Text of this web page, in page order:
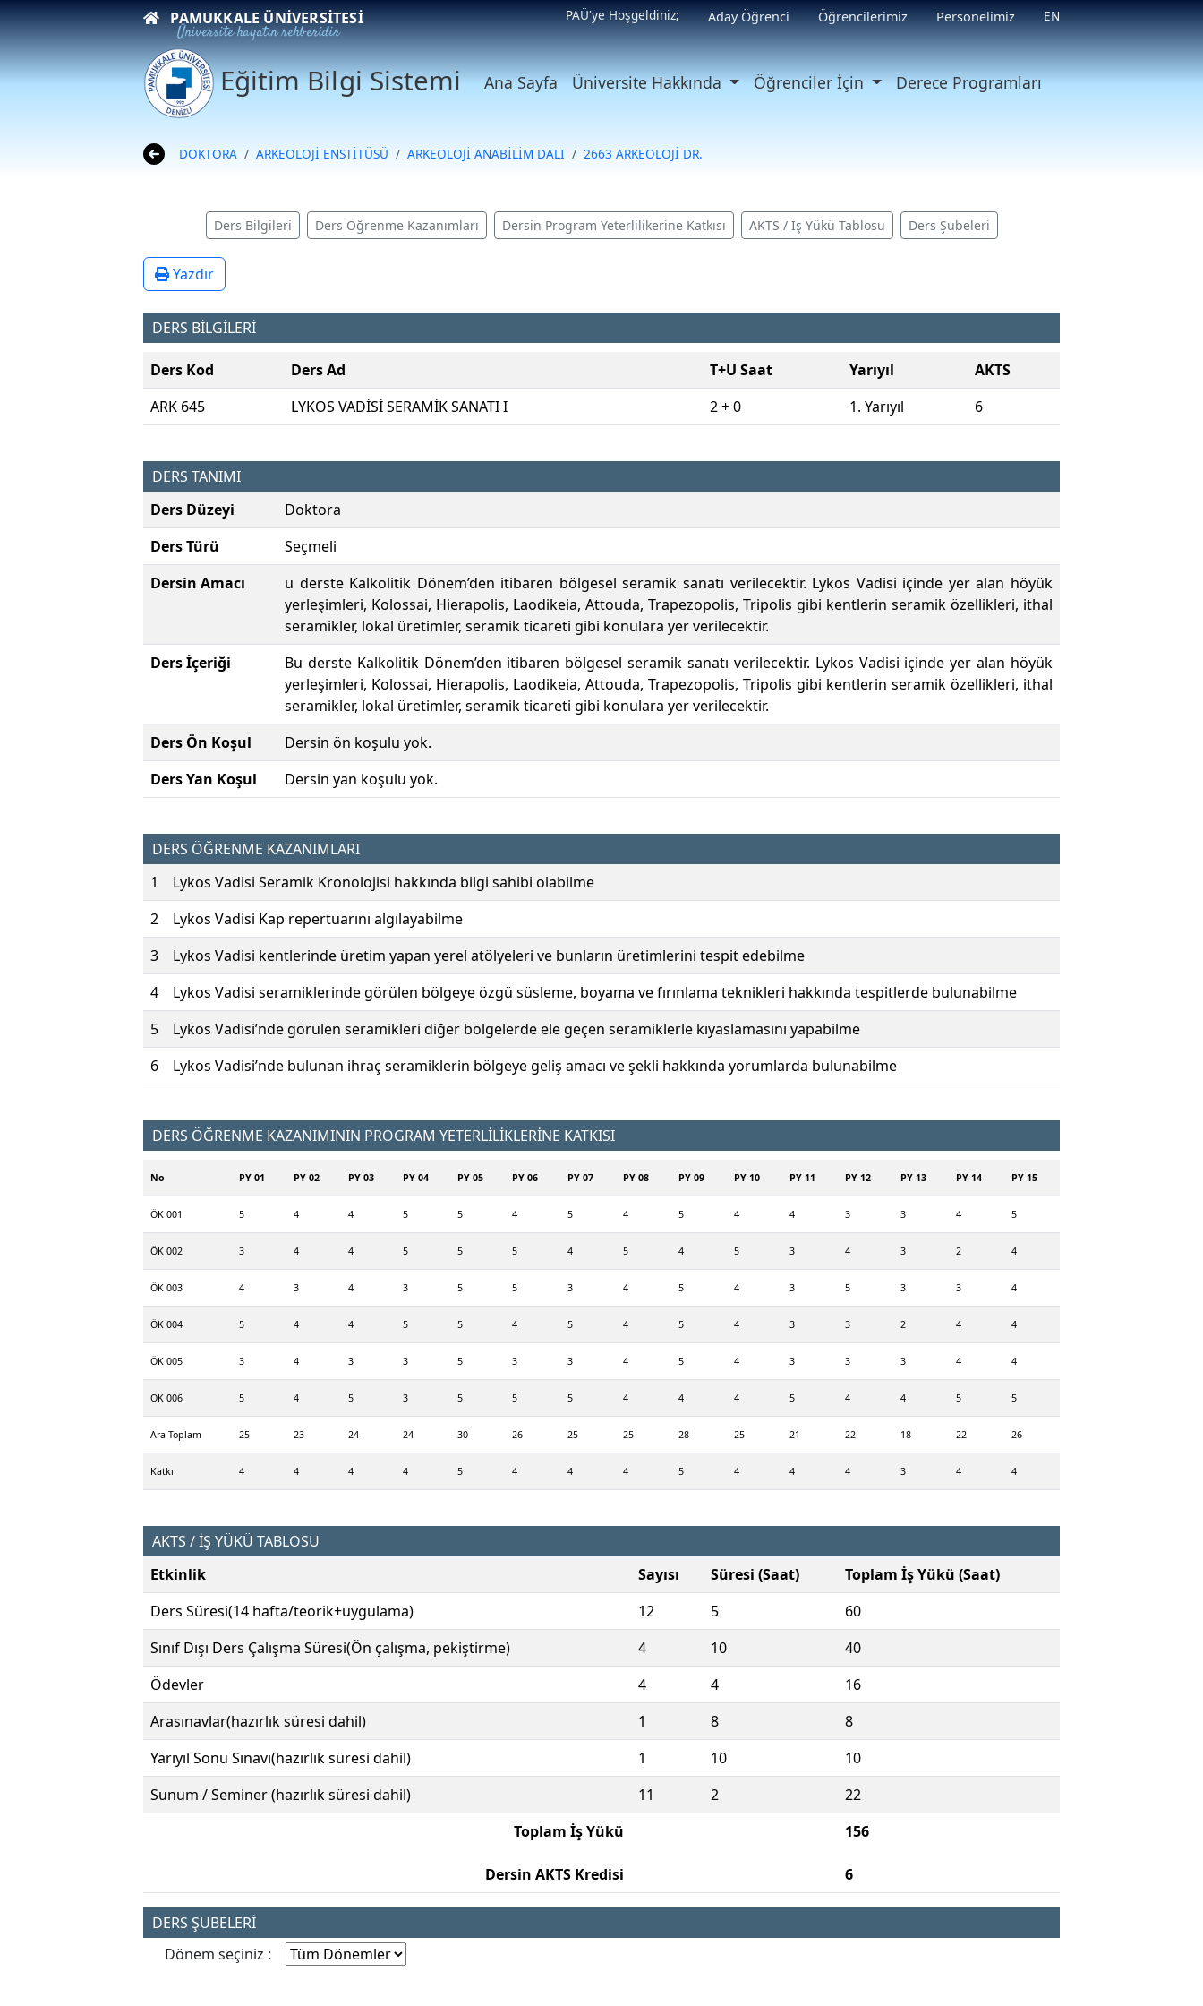
PAMUKKALE ÜNIVERSITESI
Üniversite hayatın rehberidir
PAÜ'ye Hoşgeldiniz; Aday Öğrenci Öğrencilerimiz Personelimiz EN
Eğitim Bilgi Sistemi Ana Sayfa Üniversite Hakkında Öğrenciler İçin Derece Programları
DOKTORA ARKEOLOJİ ENSTİTÜSÜ ARKEOLOJİ ANABİLİM DALI 2663 ARKEOLOJİ DR.
Ders Bilgileri Ders Öğrenme Kazanımları Dersin Program Yeterlilikerine Katkısı AKTS / İş Yükü Tablosu Ders Şubeleri
Yazdır
DERS BİLGİLERİ
Ders Kod Ders Ad T+U Saat Yarıyıl
AKTS
ARK 645
LYKOS VADİSİ SERAMİK SANATI I 2 + 0 1. Yarıyıl 6
DERS TANIMI
Ders Düzeyi
Doktora
Ders Türü
Seçmeli
Dersin Amacı
u derste Kalkolitik Dönem’den itibaren bölgesel seramik sanatı verilecektir. Lykos Vadisi içinde yer alan höyük
yerleşimleri, Kolossai, Hierapolis, Laodikeia, Attouda, Trapezopolis, Tripolis gibi kentlerin seramik özellikleri, ithal
seramikler, lokal üretimler, seramik ticareti gibi konulara yer verilecektir.
Ders İçeriği
Bu derste Kalkolitik Dönem’den itibaren bölgesel seramik sanatı verilecektir. Lykos Vadisi içinde yer alan höyük
yerleşimleri, Kolossai, Hierapolis, Laodikeia, Attouda, Trapezopolis, Tripolis gibi kentlerin seramik özellikleri, ithal
seramikler, lokal üretimler, seramik ticareti gibi konulara yer verilecektir.
Ders Ön Koşul
Dersin ön koşulu yok.
Ders Yan Koşul
Dersin yan koşulu yok.
DERS ÖĞRENME KAZANIMLARI
1
Lykos Vadisi Seramik Kronolojisi hakkında bilgi sahibi olabilme
2
Lykos Vadisi Kap repertuarını algılayabilme
3
Lykos Vadisi kentlerinde üretim yapan yerel atölyeleri ve bunların üretimlerini tespit edebilme
4
Lykos Vadisi seramiklerinde görülen bölgeye özgü süsleme, boyama ve fırınlama teknikleri hakkında tespitlerde bulunabilme
5
Lykos Vadisi’nde görülen seramikleri diğer bölgelerde ele geçen seramiklerle kıyaslamasını yapabilme
6
Lykos Vadisi’nde bulunan ihraç seramiklerin bölgeye geliş amacı ve şekli hakkında yorumlarda bulunabilme
DERS ÖĞRENME KAZANIMININ PROGRAM YETERLİLİKLERİNE KATKISI
No PY 01 PY 02 PY 03 PY 04 PY 05 PY 06 PY 07 PY 08 PY 09 PY 10 PY 11 PY 12 PY 13 PY 14 PY 15
ÖK 001 5 4 4 5 5 4 5 4 5 4 4 3 3 4 5
ÖK 002 3 4 4 5 5 5 4 5 4 5 3 4 3 2 4
ÖK 003 4 3 4 3 5 5 3 4 5 4 3 5 3 3 4
ÖK 004 5 4 4 5 5 4 5 4 5 4 3 3 2 4 4
ÖK 005 3 4 3 3 5 3 3 4 5 4 3 3 3 4 4
ÖK 006 5 4 5 3 5 5 5 4 4 4 5 4 4 5 5
Ara Toplam 25 23 24 24 30 26 25 25 28 25 21 22 18 22 26
Katkı 4 4 4 4 5 4 4 4 5 4 4 4 3 4 4
AKTS / İŞ YÜKÜ TABLOSU
Etkinlik
Sayısı Süresi (Saat)
Toplam İş Yükü (Saat)
Ders Süresi(14 hafta/teorik+uygulama)
12 5
60
Sınıf Dışı Ders Çalışma Süresi(Ön çalışma, pekiştirme)
4 10
40
Ödevler
4 4
16
Arasınavlar(hazırlık süresi dahil)
1 8
8
Yarıyıl Sonu Sınavı(hazırlık süresi dahil)
1 10
10
Sunum / Seminer (hazırlık süresi dahil)
11 2
22
Toplam İş Yükü
Dersin AKTS Kredisi
156
6
DERS ŞUBELERİ
Dönem seçiniz :